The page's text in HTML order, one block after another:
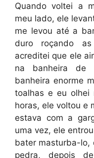
Quando voltei a
meu lado, ele
me levou até a
duro roçando
acreditei que ele
na banheira de
banheira enorme
toalhas e eu olhei
horas, ele voltou e
estava com a
uma vez, ele
bater masturba-lo,
pedra, depois